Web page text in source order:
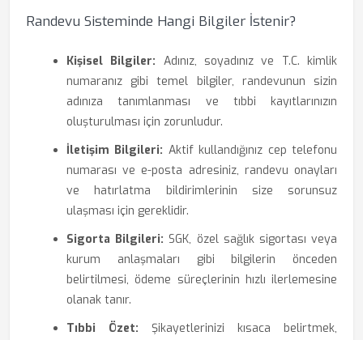
Randevu Sisteminde Hangi Bilgiler İstenir?
Kişisel Bilgiler: Adınız, soyadınız ve T.C. kimlik
numaranız gibi temel bilgiler, randevunun sizin
adınıza tanımlanması ve tıbbi kayıtlarınızın
oluşturulması için zorunludur.
İletişim Bilgileri: Aktif kullandığınız cep telefonu
numarası ve e-posta adresiniz, randevu onayları
ve hatırlatma bildirimlerinin size sorunsuz
ulaşması için gereklidir.
Sigorta Bilgileri: SGK, özel sağlık sigortası veya
kurum anlaşmaları gibi bilgilerin önceden
belirtilmesi, ödeme süreçlerinin hızlı ilerlemesine
olanak tanır.
Tıbbi Özet: Şikayetlerinizi kısaca belirtmek,